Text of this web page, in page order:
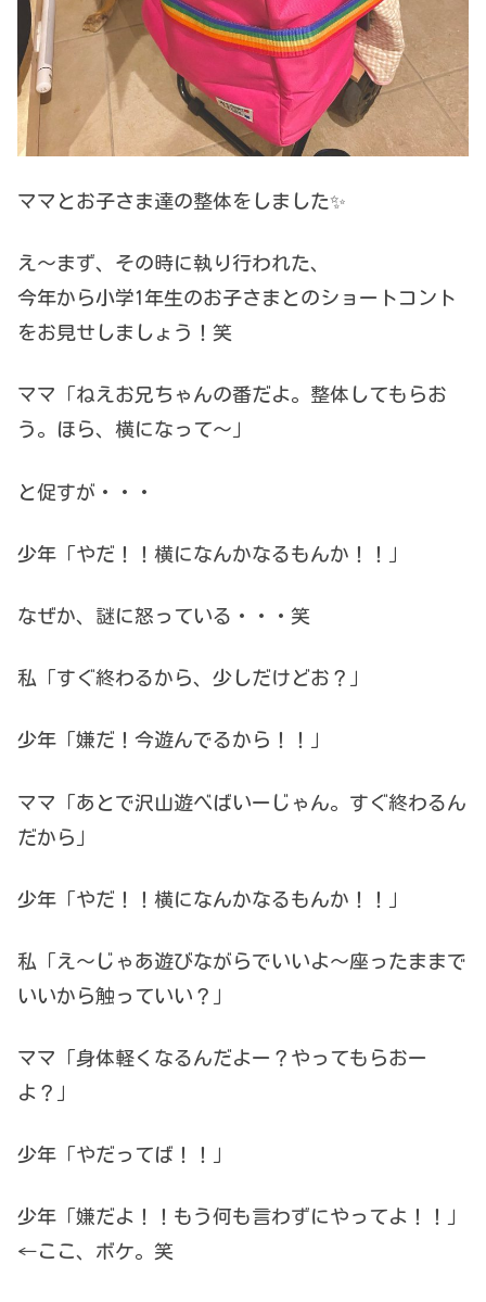
ママとお子さま達の整体をしました✨
え〜まず、その時に執り行われた、
今年から小学1年生のお子さまとのショートコント
をお見せしましょう！笑
ママ「ねえお兄ちゃんの番だよ。整体してもらお
う。ほら、横になって〜」
と促すが・・・
少年「やだ！！横になんかなるもんか！！」
なぜか、謎に怒っている・・・笑
私「すぐ終わるから、少しだけどお？」
少年「嫌だ！今遊んでるから！！」
ママ「あとで沢山遊べばいーじゃん。すぐ終わるん
だから」
少年「やだ！！横になんかなるもんか！！」
私「え〜じゃあ遊びながらでいいよ〜座ったままで
いいから触っていい？」
ママ「身体軽くなるんだよー？やってもらおー
よ？」
少年「やだってば！！」
少年「嫌だよ！！もう何も言わずにやってよ！！」
←ここ、ボケ。笑